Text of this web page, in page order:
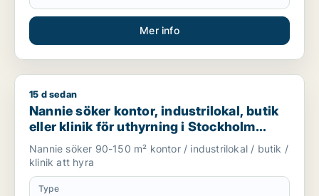
Mer info
Nannie söker kontor, industrilokal, butik eller klinik för
15 d sedan
Nannie söker kontor, industrilokal, butik
eller klinik för uthyrning i Stockholm
Innerstad, Kungsholmen eller Vasastan
m.fl.
Nannie söker 90-150 m² kontor / industrilokal / butik /
klinik att hyra
Type